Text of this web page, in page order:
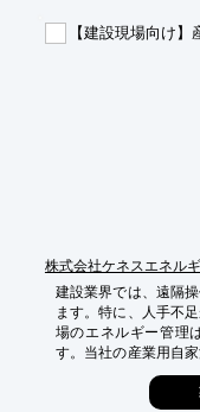
・仮設事務所
【建設現場向け
株式会社ケネスエネル
建設業界では、遠隔
ます。特に、人手不
場のエネルギー管理
す。当社の産業用自
自給し、外部電源へ
率的な現場運営をサ